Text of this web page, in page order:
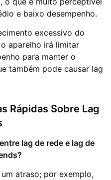
e baixo desempenho.
excessivo do
aparelho irá limitar
para manter o
também pode causar lag
Rápidas Sobre Lag
lag de rede e lag de
atraso; por exemplo,